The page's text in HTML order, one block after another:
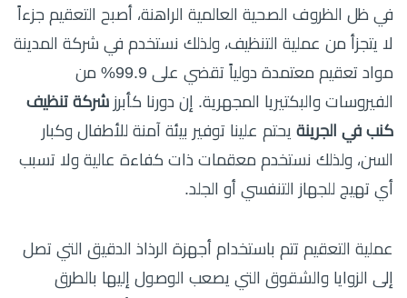
في ظل الظروف الصحية العالمية الراهنة، أصبح التعقيم جزءاً
لا يتجزأ من عملية التنظيف، ولذلك نستخدم في شركة المدينة
مواد تعقيم معتمدة دولياً تقضي على 99.9% من
الفيروسات والبكتيريا المجهرية. إن دورنا كأبرز شركة تنظيف
كنب في الجرينة يحتم علينا توفير بيئة آمنة للأطفال وكبار
السن، ولذلك نستخدم معقمات ذات كفاءة عالية ولا تسبب
أي تهيج للجهاز التنفسي أو الجلد.
عملية التعقيم تتم باستخدام أجهزة الرذاذ الدقيق التي تصل
إلى الزوايا والشقوق التي يصعب الوصول إليها بالطرق